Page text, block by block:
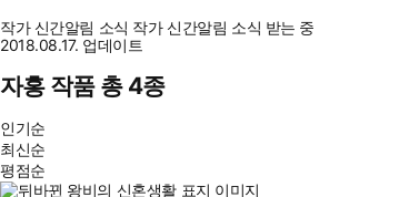
작가 신간알림 소식 작가 신간알림 소식 받는 중
2018.08.17. 업데이트
자홍 작품 총 4종
인기순
최신순
평점순